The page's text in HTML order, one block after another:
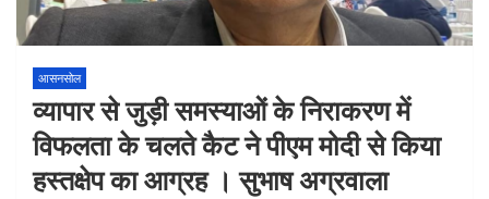
आसनसोल
व्यापार से जुड़ी समस्याओं के निराकरण में
विफलता के चलते कैट ने पीएम मोदी से किया
हस्तक्षेप का आग्रह । सुभाष अग्रवाला